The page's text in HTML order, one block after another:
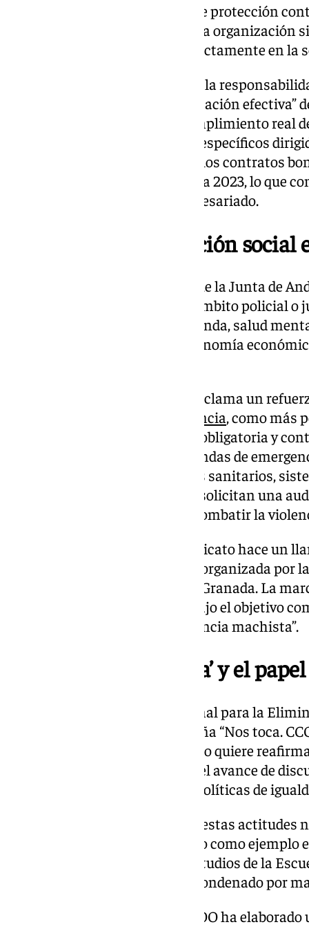
andaluz destinado a políticas de protección
2024. Una cifra que, a juicio de la
institucional que repercute directamente en la
El sindicato insiste también en la
granadino. Reclama la “implantación efectiva”
sexual en las empresas y el cumplimiento real
como de los recursos laborales específicos
subrayan una caída del 80% en los contratos
de violencia de género respecto a 2023, lo que
desatención por parte del empresariado.
Llamamiento a la acción
El sindicato considera “vital” que la Junta de
integral que vaya más allá del ámbito policial
intervenciones en empleo, vivienda, salud
medidas que garanticen la autonomía
En esta línea, CCOO Granada reclama un
atención a víctimas en la provincia, como más
violencia de género, formación obligatoria y
más recursos de acogida y viviendas de
entre servicios sociales, centros sanitarios,
cuerpos de seguridad. Además, solicitan una
sobre los fondos destinados a combatir la
Coincidiendo con el 25N, el sindicato hace un
participar en la manifestación organizada por
Espacio Feminista Unitario de Granada. La
las Batallas a las 18.00 horas bajo el objetivo
firme y valiente frente a la violencia machista”.
La campaña ‘Nos toca’ y el
En el marco del Día Internacional para la
Mujeres, CCOO lanza la campaña “Nos toca.
machistas”. Con ella, el sindicato quiere
aumento de la violencia y ante el avance de
advierten, ponen en riesgo las políticas de
La organización denuncia que “estas
desde las instituciones”, citando como
Granada, que nombró jefe de estudios de la
subinspector posteriormente condenado por
Como parte de la campaña, CCOO ha